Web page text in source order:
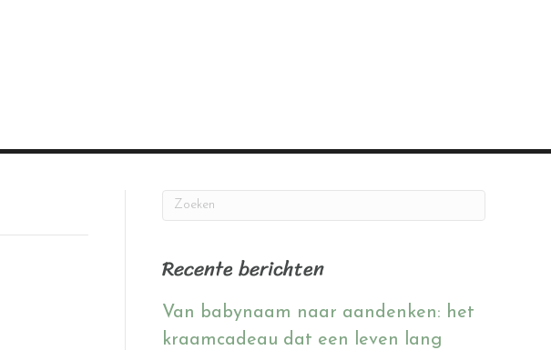
Recente berichten
Van babynaam naar aandenken: het
kraamcadeau dat een leven lang